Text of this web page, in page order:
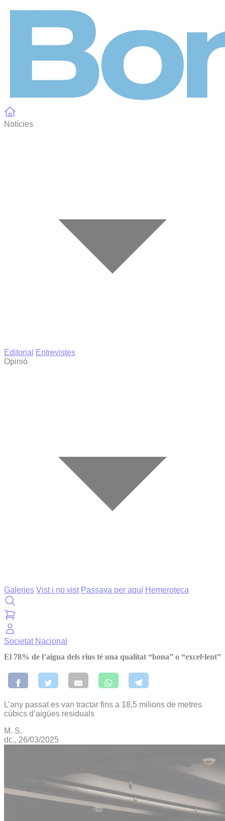
Notícies
Editorial
Entrevistes
Opinió
Galeries Vist i no vist Passava per aquí Hemeroteca
Societat Nacional
El 78% de l’aigua dels rius té una qualitat “bona” o “excel·lent”
L’any passat es van tractar fins a 18,5 milions de metres
cúbics d’aigües residuals
M. S.
dc., 26/03/2025